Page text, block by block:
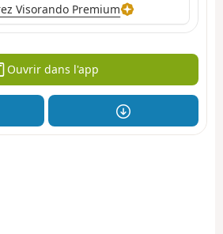
Visorando Premium
Ouvrir dans l'app